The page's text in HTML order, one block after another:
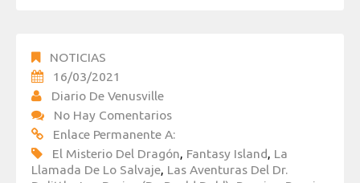
NOTICIAS
16/03/2021
Diario De Venusville
No Hay Comentarios
Enlace Permanente A:
El Misterio Del Dragón Fantasy Island La
Llamada De Lo Salvaje Las Aventuras Del Dr.